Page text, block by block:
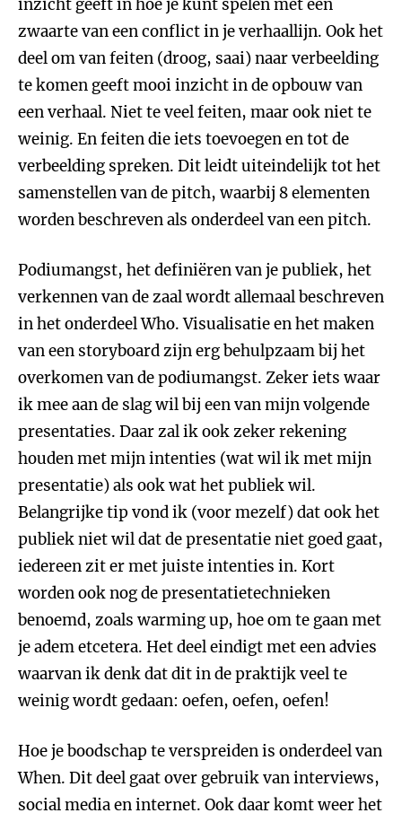
inzicht geeft in hoe je kunt spelen met een
zwaarte van een conflict in je verhaallijn. Ook het
deel om van feiten (droog, saai) naar verbeelding
te komen geeft mooi inzicht in de opbouw van
een verhaal. Niet te veel feiten, maar ook niet te
weinig. En feiten die iets toevoegen en tot de
verbeelding spreken. Dit leidt uiteindelijk tot het
samenstellen van de pitch, waarbij 8 elementen
worden beschreven als onderdeel van een pitch.
Podiumangst, het definiëren van je publiek, het
verkennen van de zaal wordt allemaal beschreven
in het onderdeel Who. Visualisatie en het maken
van een storyboard zijn erg behulpzaam bij het
overkomen van de podiumangst. Zeker iets waar
ik mee aan de slag wil bij een van mijn volgende
presentaties. Daar zal ik ook zeker rekening
houden met mijn intenties (wat wil ik met mijn
presentatie) als ook wat het publiek wil.
Belangrijke tip vond ik (voor mezelf) dat ook het
publiek niet wil dat de presentatie niet goed gaat,
iedereen zit er met juiste intenties in. Kort
worden ook nog de presentatietechnieken
benoemd, zoals warming up, hoe om te gaan met
je adem etcetera. Het deel eindigt met een advies
waarvan ik denk dat dit in de praktijk veel te
weinig wordt gedaan: oefen, oefen, oefen!
Hoe je boodschap te verspreiden is onderdeel van
When. Dit deel gaat over gebruik van interviews,
social media en internet. Ook daar komt weer het